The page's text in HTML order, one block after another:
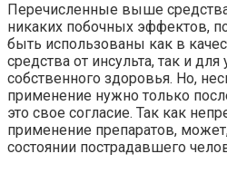
Перечисленные выше
никаких побочных эффектов,
быть использованы как в
средства от инсульта, так и
собственного здоровья. Но,
применение нужно только
это свое согласие. Так как
применение препаратов,
состоянии пострадавшего